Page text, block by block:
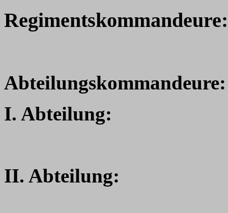
Regimentskommandeure:
Abteilungskommandeure:
I. Abteilung:
II. Abteilung: